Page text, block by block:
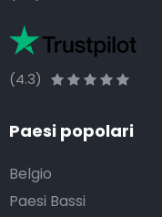
(4.3)
Paesi popolari
Belgio
Paesi Bassi